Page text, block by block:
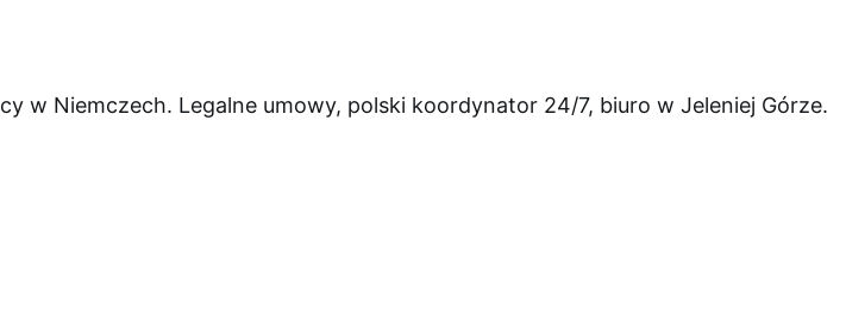
w Niemczech. Legalne umowy, polski koordynator 24/7, biuro w Jeleniej Górze.